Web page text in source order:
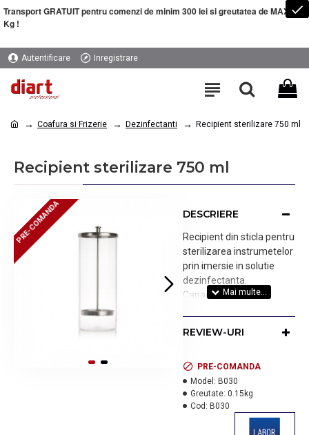
Transport GRATUIT pentru comenzi de minim 300 lei si greutatea de MAXIM 5
Kg !
Autentificare Inregistrare
Coafura si Frizerie Dezinfectanti Recipient sterilizare 750 ml
Recipient sterilizare 750 ml
PRE-COMANDA
PRE-COMANDA DESCRIERE
Recipient din sticla pentru
sterilizarea instrumetelor
prin imersie in solutie
dezinfectanta.
Capacitate 750 ml.
Dimensiune: h 23 cm.
REVIEW-URI
PRE-COMANDA
Model: B030
Greutate: 0.15kg
Cod: B030